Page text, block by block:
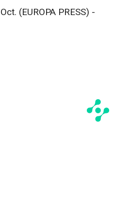
(EUROPA PRESS) -